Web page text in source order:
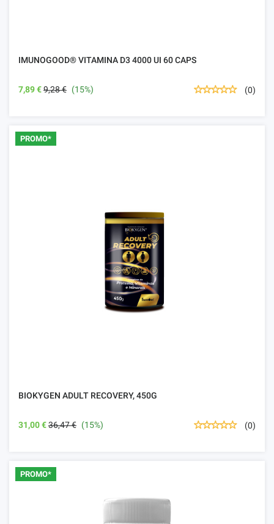
IMUNOGOOD® VITAMINA D3 4000 UI 60 CAPS
7,89 €9,28 € (15%) (0)
PROMO*
BIOKYGEN ADULT RECOVERY, 450G
31,00 €36,47 € (15%) (0)
PROMO*